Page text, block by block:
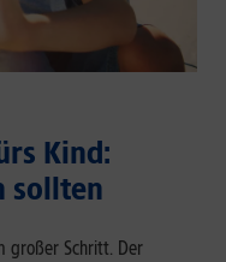
Kind:
sollten
großer Schritt. Der